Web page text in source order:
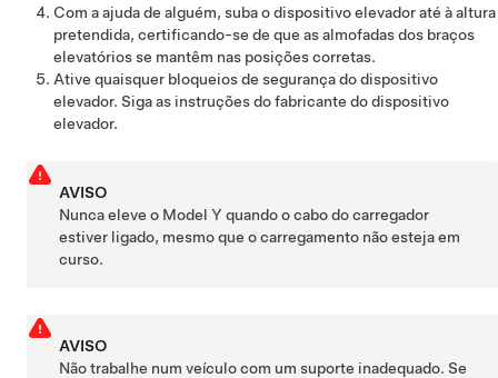
Com a ajuda de alguém, suba o dispositivo elevador até à altura
pretendida, certificando-se de que as almofadas dos braços
elevatórios se mantêm nas posições corretas.
Ative quaisquer bloqueios de segurança do dispositivo
elevador. Siga as instruções do fabricante do dispositivo
elevador.
AVISO
Nunca eleve o Model Y quando o cabo do carregador
estiver ligado, mesmo que o carregamento não esteja em
curso.
AVISO
Não trabalhe num veículo com um suporte inadequado. Se